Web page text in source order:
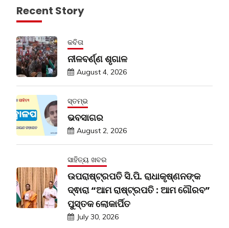
Recent Story
କବିତା
ନୀଳବର୍ଣ୍ଣ ଶୃଗାଳ
August 4, 2026
ସ୍ତମ୍ଭ
ଭବସାଗର
August 2, 2026
ସାହିତ୍ୟ ଖବର
ଉପରାଷ୍ଟ୍ରପତି ସି.ପି. ରାଧାକୃଷ୍ଣନଙ୍କ
ଦ୍ଵାରା “ଆମ ରାଷ୍ଟ୍ରପତି : ଆମ ଗୌରବ”
ପୁସ୍ତକ ଲୋକାର୍ପିତ
July 30, 2026